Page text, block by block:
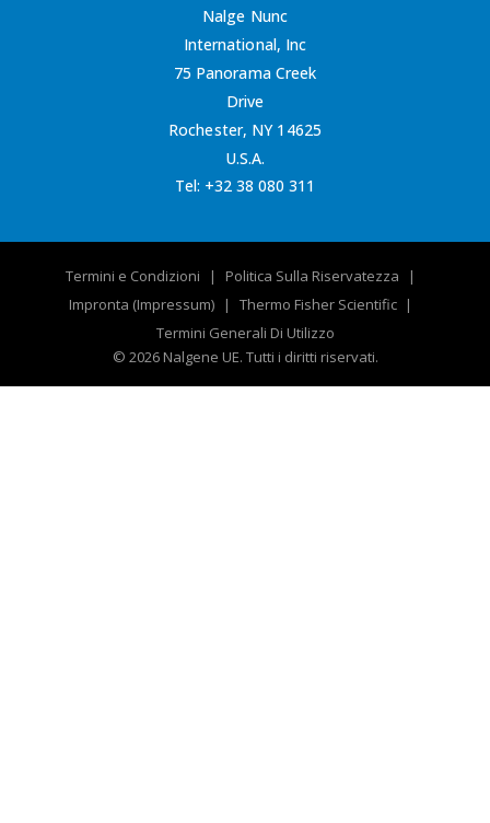
Nalge Nunc
International, Inc
75 Panorama Creek
Drive
Rochester, NY 14625
U.S.A.
Tel: +32 38 080 311
Termini e Condizioni
Politica Sulla Riservatezza
Impronta (Impressum)
Thermo Fisher Scientific
Termini Generali Di Utilizzo
© 2026 Nalgene UE. Tutti i diritti riservati.